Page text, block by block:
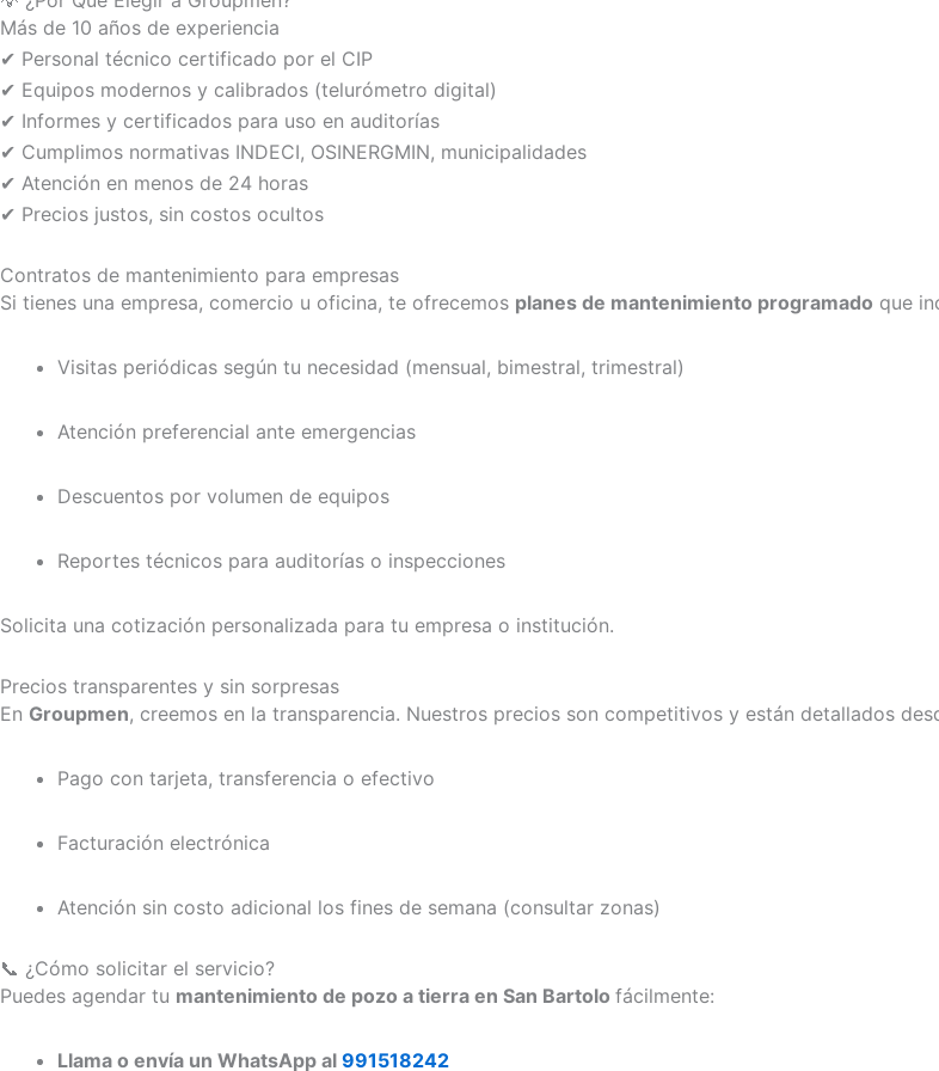
Más de 10 años de experiencia
✔ Personal técnico certificado por el CIP
✔ Equipos modernos y calibrados (telurómetro digital)
✔ Informes y certificados para uso en auditorías
✔ Cumplimos normativas INDECI, OSINERGMIN, municipalidades
✔ Atención en menos de 24 horas
✔ Precios justos, sin costos ocultos
Contratos de mantenimiento para empresas
Si tienes una empresa, comercio u oficina, te ofrecemos planes de mantenimiento programado que
Visitas periódicas según tu necesidad (mensual, bimestral, trimestral)
Atención preferencial ante emergencias
Descuentos por volumen de equipos
Reportes técnicos para auditorías o inspecciones
Solicita una cotización personalizada para tu empresa o institución.
Precios transparentes y sin sorpresas
En Groupmen, creemos en la transparencia. Nuestros precios son competitivos y están detallados
Pago con tarjeta, transferencia o efectivo
Facturación electrónica
Atención sin costo adicional los fines de semana (consultar zonas)
📞 ¿Cómo solicitar el servicio?
Puedes agendar tu mantenimiento de pozo a tierra en San Bartolo fácilmente:
Llama o envía un WhatsApp al 991518242